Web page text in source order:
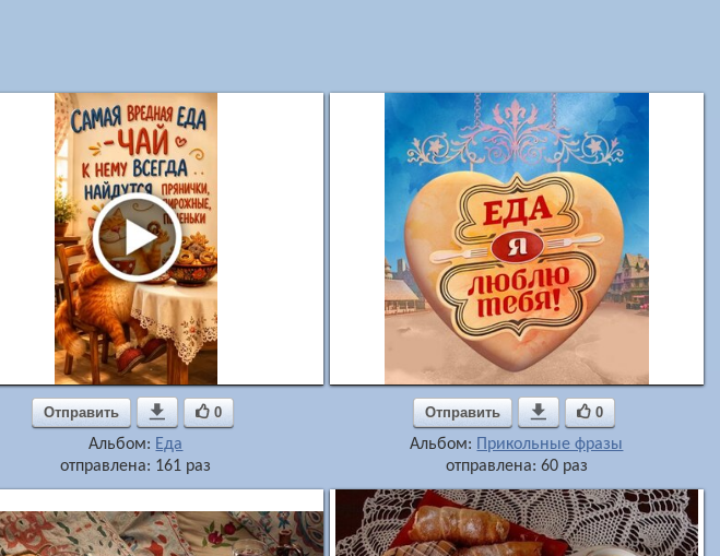
Отправить  0
Альбом: Еда
отправлена: 161 раз
Отправить  0
Альбом:
Прикольные фразы
отправлена: 60 раз